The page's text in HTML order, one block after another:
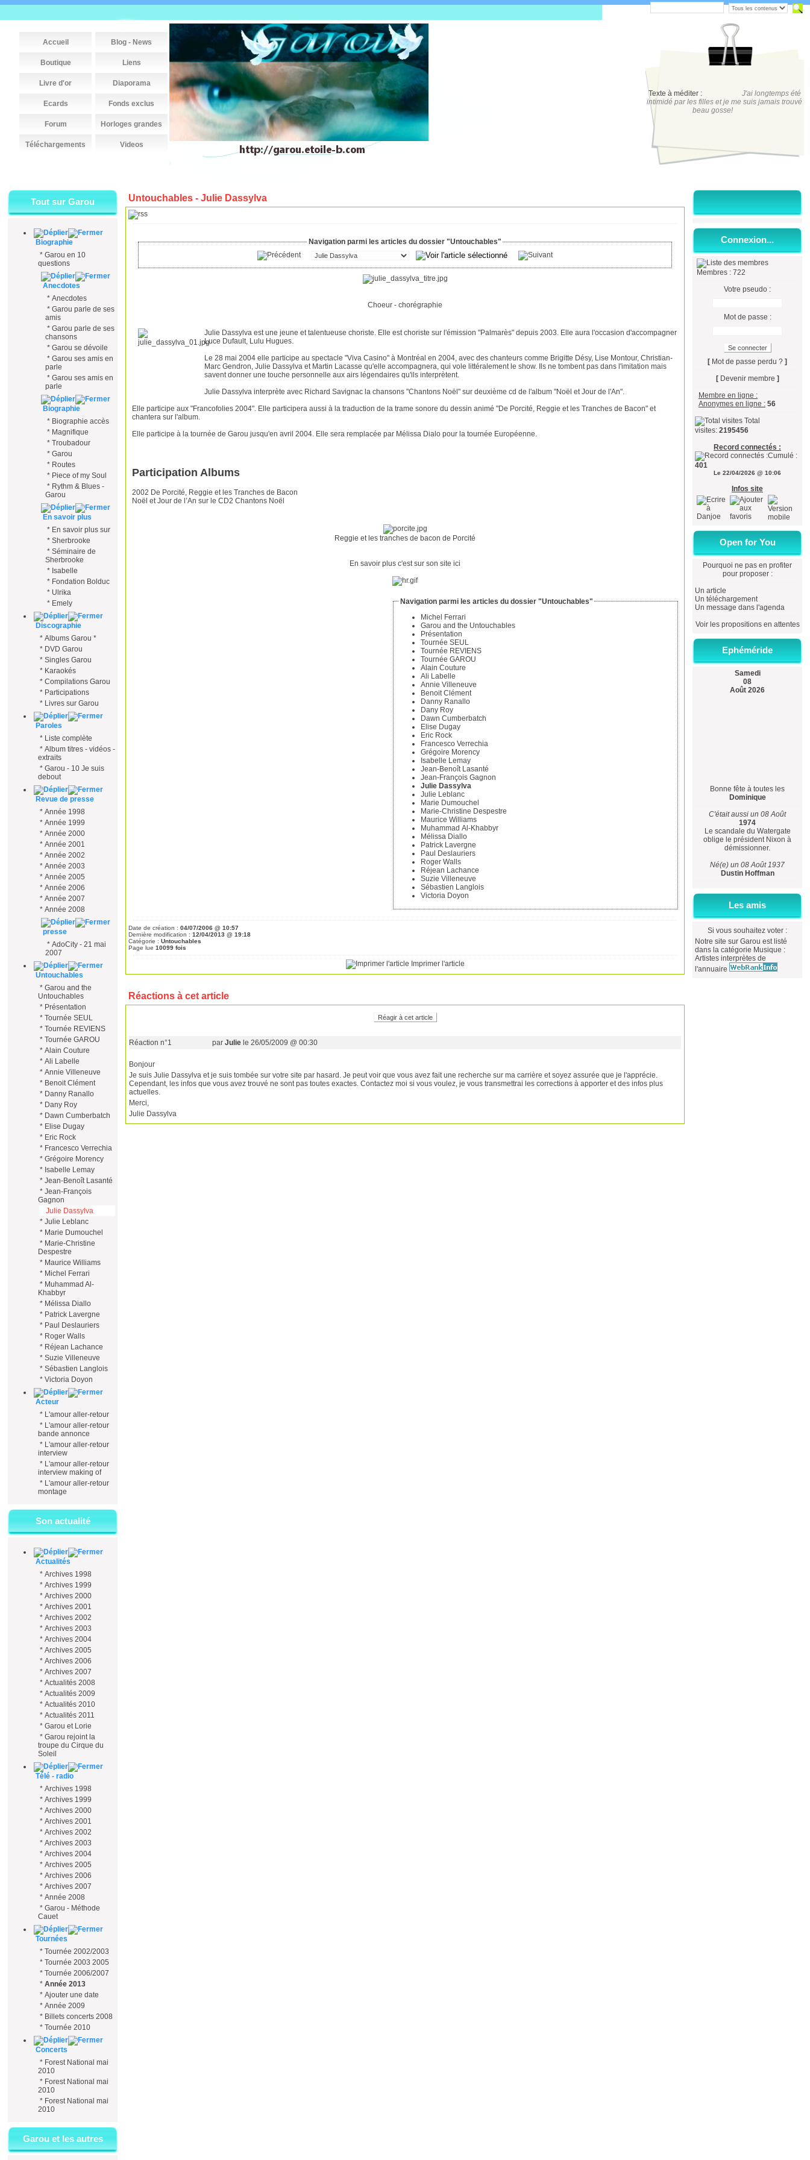
Accueil Blog - News
Boutique Liens
Livre d'or Diaporama
Ecards Fonds exclus
Forum Horloges grandes
Téléchargements Videos
Texte à méditer :
J'ai longtemps été
intimidé par les filles et je me suis jamais trouvé
beau gosse!
Tout sur Garou
Biographie
* Garou en 10
questions
Anecdotes
* Anecdotes
* Garou parle de ses
amis
* Garou parle de ses
chansons
* Garou se dévoile
* Garou ses amis en
parle
* Garou ses amis en
parle
Biographie
* Biographie accès
* Magnifique
* Troubadour
* Garou
* Routes
* Piece of my Soul
* Rythm & Blues -
Garou
En savoir plus
* En savoir plus sur
* Sherbrooke
* Séminaire de
Sherbrooke
* Isabelle
* Fondation Bolduc
* Ulrika
* Emely
Discographie
* Albums Garou *
* DVD Garou
* Singles Garou
* Karaokés
* Compilations Garou
* Participations
* Livres sur Garou
Paroles
* Liste complète
* Album titres - vidéos -
extraits
* Garou - 10 Je suis
debout
Revue de presse
* Année 1998
* Année 1999
* Année 2000
* Année 2001
* Année 2002
* Année 2003
* Année 2005
* Année 2006
* Année 2007
* Année 2008
presse
* AdoCity - 21 mai
2007
Untouchables
* Garou and the
Untouchables
* Présentation
* Tournée SEUL
* Tournée REVIENS
* Tournée GAROU
* Alain Couture
* Ali Labelle
* Annie Villeneuve
* Benoit Clément
* Danny Ranallo
* Dany Roy
* Dawn Cumberbatch
* Elise Dugay
* Eric Rock
* Francesco Verrechia
* Grégoire Morency
* Isabelle Lemay
* Jean-Benoît Lasanté
* Jean-François
Gagnon
Julie Dassylva
* Julie Leblanc
* Marie Dumouchel
* Marie-Christine
Despestre
* Maurice Williams
* Michel Ferrari
* Muhammad Al-
Khabbyr
* Mélissa Diallo
* Patrick Lavergne
* Paul Deslauriers
* Roger Walls
* Réjean Lachance
* Suzie Villeneuve
* Sébastien Langlois
* Victoria Doyon
Acteur
* L'amour aller-retour
* L'amour aller-retour
bande annonce
* L'amour aller-retour
interview
* L'amour aller-retour
interview making of
* L'amour aller-retour
montage
Son actualité
Actualités
* Archives 1998
* Archives 1999
* Archives 2000
* Archives 2001
* Archives 2002
* Archives 2003
* Archives 2004
* Archives 2005
* Archives 2006
* Archives 2007
* Actualités 2008
* Actualités 2009
* Actualités 2010
* Actualités 2011
* Garou et Lorie
* Garou rejoint la
troupe du Cirque du
Soleil
Télé - radio
* Archives 1998
* Archives 1999
* Archives 2000
* Archives 2001
* Archives 2002
* Archives 2003
* Archives 2004
* Archives 2005
* Archives 2006
* Archives 2007
* Année 2008
* Garou - Méthode
Cauet
Tournées
* Tournée 2002/2003
* Tournée 2003 2005
* Tournée 2006/2007
* Année 2013
* Ajouter une date
* Année 2009
* Billets concerts 2008
* Tournée 2010
Concerts
* Forest National mai
2010
* Forest National mai
2010
* Forest National mai
2010
Garou et les autres
Untouchables - Julie Dassylva
Navigation parmi les articles du dossier "Untouchables"
Choeur - chorégraphie
Julie Dassylva est une jeune et talentueuse choriste. Elle est choriste sur l'émission "Palmarès" depuis 2003. Elle aura l'occasion d'accompagner
Luce Dufault, Lulu Hugues.
Le 28 mai 2004 elle participe au spectacle "Viva Casino" à Montréal en 2004, avec des chanteurs comme Brigitte Désy, Lise Montour, Christian-
Marc Gendron, Julie Dassylva et Martin Lacasse qu'elle accompagnera, qui vole littéralement le show. Ils ne tombent pas dans l'imitation mais
savent donner une touche personnelle aux airs légendaires qu'ils interprètent.
Julie Dassylva interprète avec Richard Savignac la chansons "Chantons Noël" sur deuxième cd de l'album "Noël et Jour de l'An".
Elle participe aux "Francofolies 2004". Elle participera aussi à la traduction de la trame sonore du dessin animé "De Porcité, Reggie et les Tranches de Bacon" et
chantera sur l'album.
Elle participe à la tournée de Garou jusqu'en avril 2004. Elle sera remplacée par Mélissa Dialo pour la tournée Européenne.
Participation Albums
2002 De Porcité, Reggie et les Tranches de Bacon
Noël et Jour de l’An sur le CD2 Chantons Noël
Reggie et les tranches de bacon de Porcité
En savoir plus c'est sur son site ici
Navigation parmi les articles du dossier "Untouchables"
Michel Ferrari
Garou and the Untouchables
Présentation
Tournée SEUL
Tournée REVIENS
Tournée GAROU
Alain Couture
Ali Labelle
Annie Villeneuve
Benoit Clément
Danny Ranallo
Dany Roy
Dawn Cumberbatch
Elise Dugay
Eric Rock
Francesco Verrechia
Grégoire Morency
Isabelle Lemay
Jean-Benoît Lasanté
Jean-François Gagnon
Julie Dassylva
Julie Leblanc
Marie Dumouchel
Marie-Christine Despestre
Maurice Williams
Muhammad Al-Khabbyr
Mélissa Diallo
Patrick Lavergne
Paul Deslauriers
Roger Walls
Réjean Lachance
Suzie Villeneuve
Sébastien Langlois
Victoria Doyon
Date de création : 04/07/2006 @ 10:57
Dernière modification : 12/04/2013 @ 19:18
Catégorie : Untouchables
Page lue 10099 fois
Imprimer l'article
Réactions à cet article
Réagir à cet article
Réaction n°1 par Julie le 26/05/2009 @ 00:30
Bonjour
Je suis Julie Dassylva et je suis tombée sur votre site par hasard. Je peut voir que vous avez fait une recherche sur ma carrière et soyez assurée que je l'apprécie.
Cependant, les infos que vous avez trouvé ne sont pas toutes exactes. Contactez moi si vous voulez, je vous transmettrai les corrections à apporter et des infos plus
actuelles.
Merci,
Julie Dassylva
Connexion...
Membres : 722
Votre pseudo :
Mot de passe :
[ Mot de passe perdu ? ]
[ Devenir membre ]
Membre en ligne :
Anonymes en ligne : 56
Total
visites: 2195456
Record connectés :
Cumulé :
401
Le 22/04/2026 @ 10:06
Infos site
Open for You
Pourquoi ne pas en profiter
pour proposer :
Un article
Un téléchargement
Un message dans l'agenda
Voir les propositions en attentes
Ephéméride
Samedi
08
Août 2026
Bonne fête à toutes les
Dominique
C'était aussi un 08 Août
1974
Le scandale du Watergate
oblige le président Nixon à
démissionner.
Né(e) un 08 Août 1937
Dustin Hoffman
Les amis
Si vous souhaitez voter :
Notre site sur Garou est listé
dans la catégorie Musique :
Artistes interprètes de
l'annuaire